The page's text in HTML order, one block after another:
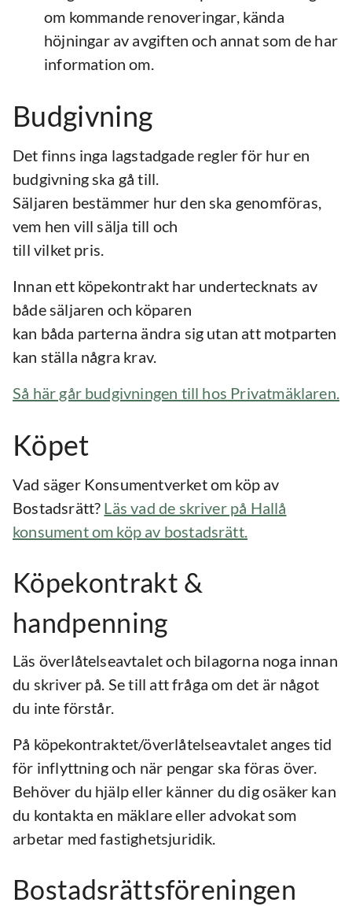
om kommande renoveringar, kända
höjningar av avgiften och annat som de har
information om.
Budgivning
Det finns inga lagstadgade regler för hur en
budgivning ska gå till.
Säljaren bestämmer hur den ska genomföras,
vem hen vill sälja till och
till vilket pris.
Innan ett köpekontrakt har undertecknats av
både säljaren och köparen
kan båda parterna ändra sig utan att motparten
kan ställa några krav.
Så här går budgivningen till hos Privatmäklaren.
Köpet
Vad säger Konsumentverket om köp av
Bostadsrätt? Läs vad de skriver på Hallå
konsument om köp av bostadsrätt.
Köpekontrakt &
handpenning
Läs överlåtelseavtalet och bilagorna noga innan
du skriver på. Se till att fråga om det är något
du inte förstår.
På köpekontraktet/överlåtelseavtalet anges tid
för inflyttning och när pengar ska föras över.
Behöver du hjälp eller känner du dig osäker kan
du kontakta en mäklare eller advokat som
arbetar med fastighetsjuridik.
Bostadsrättsföreningen